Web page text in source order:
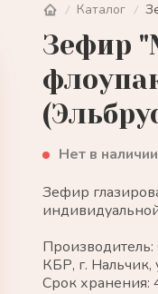
/ Каталог /
Зефир
Нет в наличии
Зефир
КБР, г. Нальчик,
Срок хранения: